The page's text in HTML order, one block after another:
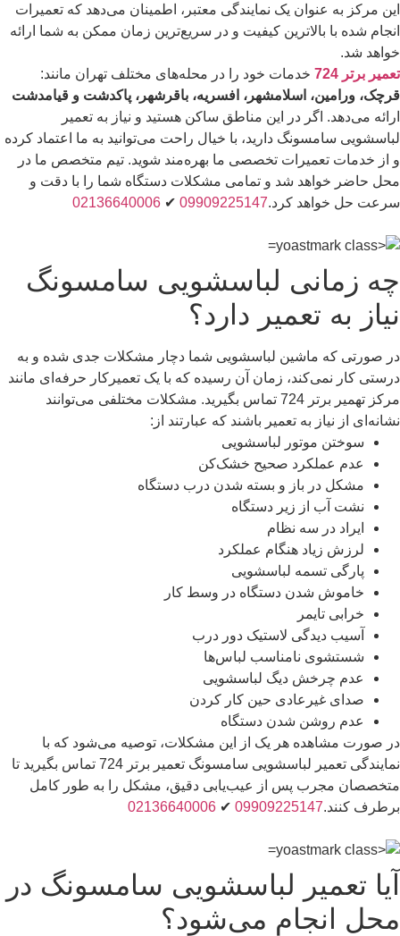
این مرکز به عنوان یک نمایندگی معتبر، اطمینان می‌دهد که تعمیرات
انجام شده با بالاترین کیفیت و در سریع‌ترین زمان ممکن به شما ارائه
خواهد شد.
تعمیر برتر 724
خدمات خود را در محله‌های مختلف تهران مانند:
قرچک، ورامین، اسلامشهر، افسریه، باقرشهر، پاکدشت و قیامدشت
ارائه می‌دهد. اگر در این مناطق ساکن هستید و نیاز به تعمیر
لباسشویی سامسونگ دارید، با خیال راحت می‌توانید به ما اعتماد کرده
و از خدمات تعمیرات تخصصی ما بهره‌مند شوید. تیم متخصص ما در
محل حاضر خواهد شد و تمامی مشکلات دستگاه شما را با دقت و
سرعت حل خواهد کرد.09909225147
✔
02136640006
چه زمانی لباسشویی سامسونگ
نیاز به تعمیر دارد؟
در صورتی که ماشین لباسشویی شما دچار مشکلات جدی شده و به
درستی کار نمی‌کند، زمان آن رسیده که با یک تعمیرکار حرفه‌ای مانند
مرکز تهمیر برتر 724 تماس بگیرید. مشکلات مختلفی می‌توانند
نشانه‌ای از نیاز به تعمیر باشند که عبارتند از:
سوختن موتور لباسشویی
عدم عملکرد صحیح خشک‌کن
مشکل در باز و بسته شدن درب دستگاه
نشت آب از زیر دستگاه
ایراد در سه نظام
لرزش زیاد هنگام عملکرد
پارگی تسمه لباسشویی
خاموش شدن دستگاه در وسط کار
خرابی تایمر
آسیب دیدگی لاستیک دور درب
شستشوی نامناسب لباس‌ها
عدم چرخش دیگ لباسشویی
صدای غیرعادی حین کار کردن
عدم روشن شدن دستگاه
در صورت مشاهده هر یک از این مشکلات، توصیه می‌شود که با
نمایندگی تعمیر لباسشویی سامسونگ تعمیر برتر 724 تماس بگیرید تا
متخصصان مجرب پس از عیب‌یابی دقیق، مشکل را به طور کامل
برطرف کنند.09909225147
✔
02136640006
آیا تعمیر لباسشویی سامسونگ در
محل انجام می‌شود؟